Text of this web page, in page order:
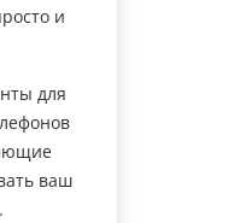
и
для
ваш